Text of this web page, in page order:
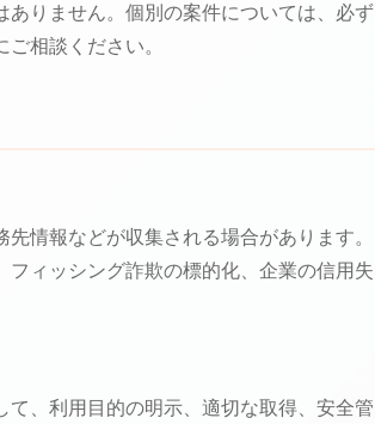
りません。個別の案件については、必ず
相談ください。
情報などが収集される場合があります。
ィッシング詐欺の標的化、企業の信用失
、利用目的の明示、適切な取得、安全管